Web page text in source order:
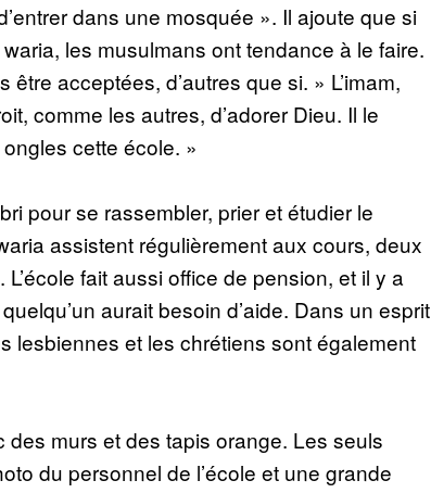
dans une mosquée ». Il ajoute que si
les musulmans ont tendance à le faire.
acceptées, d’autres que si. » L’imam,
comme les autres, d’adorer Dieu. Il le
cette école. »
pour se rassembler, prier et étudier le
assistent régulièrement aux cours, deux
fait aussi office de pension, et il y a
aurait besoin d’aide. Dans un esprit
lesbiennes et les chrétiens sont également
des murs et des tapis orange. Les seuls
du personnel de l’école et une grande